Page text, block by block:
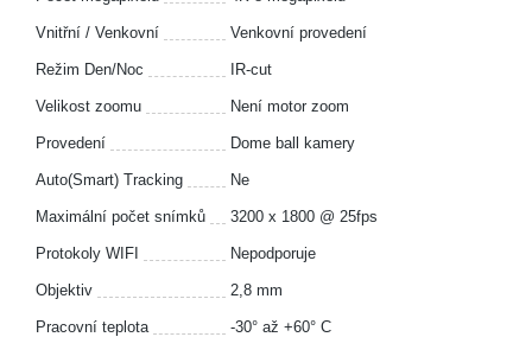
Vnitřní / Venkovní Venkovní provedení
Režim Den/Noc IR-cut
Velikost zoomu Není motor zoom
Provedení Dome ball kamery
Auto(Smart) Tracking Ne
Maximální počet snímků 3200 x 1800 @ 25fps
Protokoly WIFI Nepodporuje
Objektiv 2,8 mm
Pracovní teplota -30° až +60° C